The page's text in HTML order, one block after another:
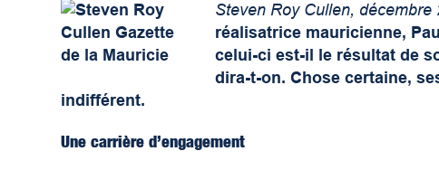
Steven Roy Cullen, décembre
réalisatrice mauricienne,
celui-ci est-il le résultat de
dira-t-on. Chose certaine,
indifférent.
Une carrière d’engagement